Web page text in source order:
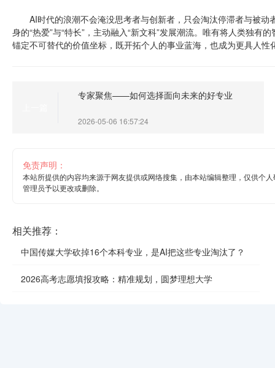
AI时代的浪潮不会淹没思考者与创新者，只会淘汰停滞者与被动
身的“热爱”与“特长”，主动融入“新文科”发展潮流。唯有将人类独
锚定不可替代的价值坐标，既开拓个人的事业蓝海，也成为更具人
专家聚焦——如何选择面向未来的好专业
2026-05-06 16:57:24
免责声明：
本站所提供的内容均来源于网友提供或网络搜集，由本站编辑整理，仅供个
管理员予以更改或删除。
相关推荐：
中国传媒大学砍掉16个本科专业，是AI把这些专业淘汰了？
2026高考志愿填报攻略：精准规划，圆梦理想大学